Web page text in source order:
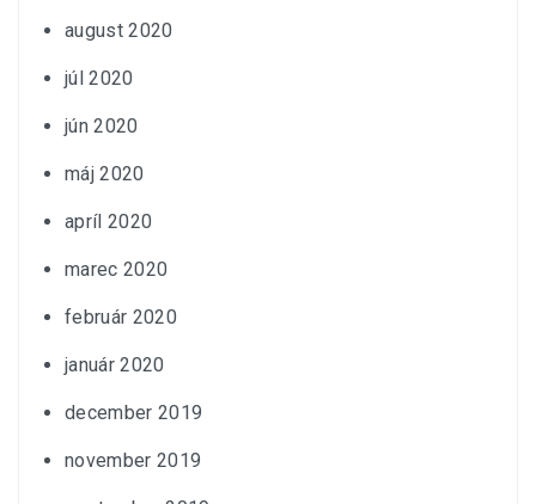
august 2020
júl 2020
jún 2020
máj 2020
apríl 2020
marec 2020
február 2020
január 2020
december 2019
november 2019